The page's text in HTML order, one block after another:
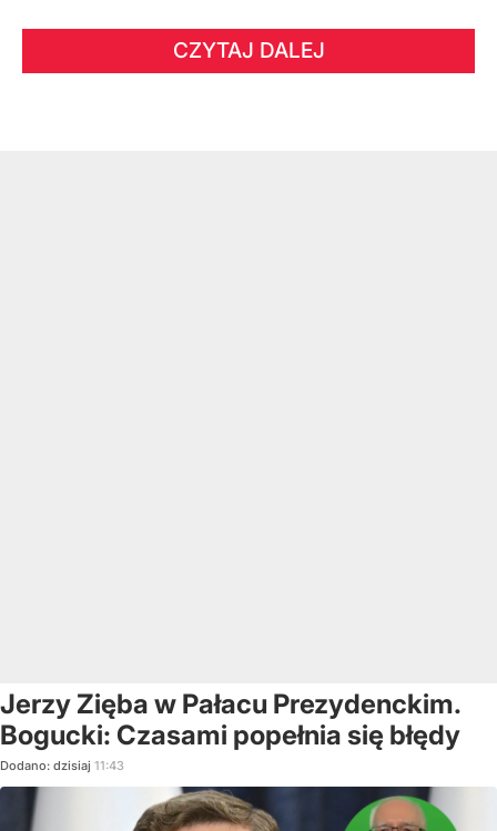
CZYTAJ DALEJ
Jerzy Zięba w Pałacu Prezydenckim.
Bogucki: Czasami popełnia się błędy
Dodano: dzisiaj 11:43